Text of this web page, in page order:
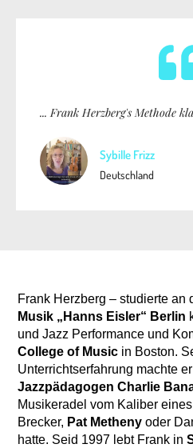
... Frank Herzberg's Methode
Sybille Frizz
Deutschland
Frank Herzberg – studierte an
Musik „Hanns Eisler“ Berlin
und Jazz Performance und
College of Music in Boston.
Unterrichtserfahrung machte
JazzpädagogenCharlie
Musikeradel vom Kaliber eines
Brecker, Pat Metheny oder
hatte. Seid 1997 lebt Frank in